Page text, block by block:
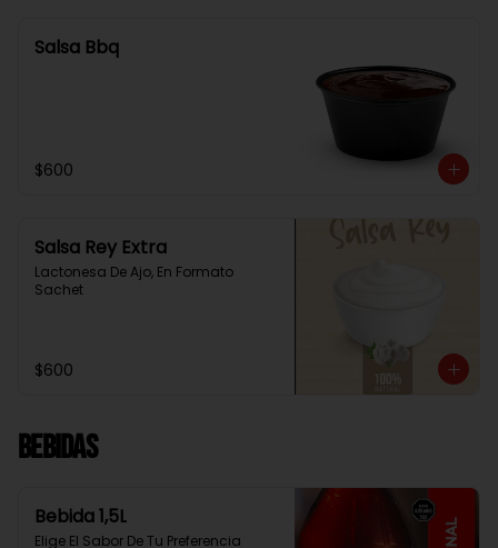
Salsa Bbq
$600
Salsa Rey Extra
Lactonesa De Ajo, En Formato
Sachet
$600
Bebidas
Bebida 1,5L
Elige El Sabor De Tu Preferencia